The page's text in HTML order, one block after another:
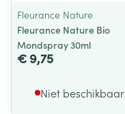
Fleurance Nature
Fleurance Nature Bio
Mondspray 30ml
€ 9,75
Niet beschikbaar